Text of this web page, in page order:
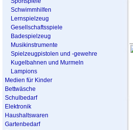
Schwimmhilfen
Lernspielzeug
Gesellschaftsspiele
Badespielzeug
Musikinstrumente
Spielzeugpistolen und -gewehre
Kugelbahnen und Murmeln
Lampions
Medien für Kinder
Bettwäsche
Schulbedarf
Elektronik
Haushaltswaren
Gartenbedarf